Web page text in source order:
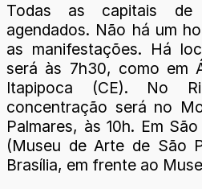
Todas as capitais
agendados. Não há um
as manifestações. Há
será às 7h30, como em
Itapipoca (CE). No
concentração será no
Palmares, às 10h. Em
(Museu de Arte de São
Brasília, em frente ao